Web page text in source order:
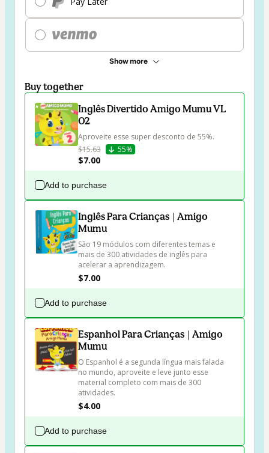
Show more
Buy together
Inglês Divertido Amigo Mumu VL
02
Aproveite esse super desconto de 55%.
$15.63
55%
$7.00
Add to purchase
Inglês Para Crianças | Amigo
Mumu
São 19 módulos com diferentes temas e
mais de 300 atividades de inglês para
acelerar a aprendizagem.
$7.00
Add to purchase
Espanhol Para Crianças | Amigo
Mumu
O Espanhol é a segunda língua mais falada
no mundo, aproveite e leve junto esse
material completo com mais de 300
atividades.
$4.00
Add to purchase